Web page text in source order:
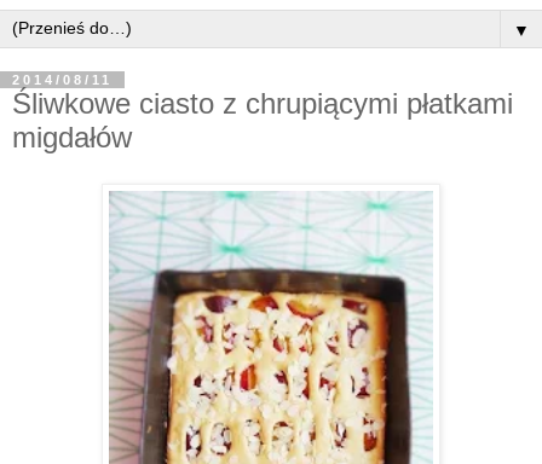
▼
2014/08/11
Śliwkowe ciasto z chrupiącymi płatkami
migdałów